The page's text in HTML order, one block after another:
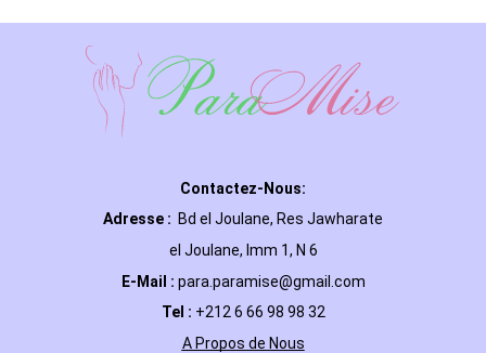
Contactez-Nous:
Adresse : Bd el Joulane, Res Jawharate
el Joulane, Imm 1, N 6
E-Mail : para.paramise@gmail.com
Tel : +212 6 66 98 98 32
A Propos de Nous